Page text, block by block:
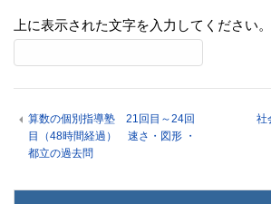
上に表示された文字を入力してください。
算数の個別指導塾 21回目～24回
目（48時間経過） 速さ・図形 ・
都立の過去問
社